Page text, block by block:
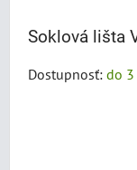
Soklová lišta
Dostupnosť: do